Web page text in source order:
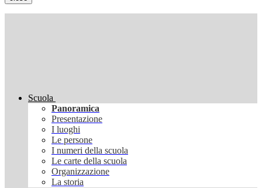
Scuola
Panoramica
Presentazione
I luoghi
Le persone
I numeri della scuola
Le carte della scuola
Organizzazione
La storia